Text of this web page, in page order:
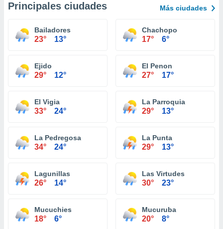
Principales ciudades Más ciudades
Bailadores
23° 13°
Chachopo
17° 6°
Ejido
29° 12°
El Penon
27° 17°
El Vigia
33° 24°
La Parroquia
29° 13°
La Pedregosa
34° 24°
La Punta
29° 13°
Lagunillas
26° 14°
Las Virtudes
30° 23°
Mucuchies
18° 6°
Mucuruba
20° 8°